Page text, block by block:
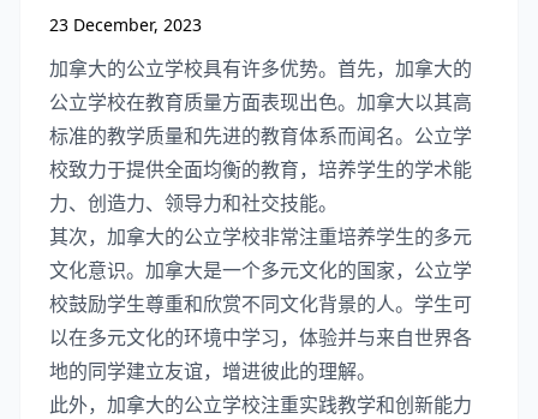
23 December, 2023
加拿大的公立学校具有许多优势。首先，加拿大的
公立学校在教育质量方面表现出色。加拿大以其高
标准的教学质量和先进的教育体系而闻名。公立学
校致力于提供全面均衡的教育，培养学生的学术能
力、创造力、领导力和社交技能。
其次，加拿大的公立学校非常注重培养学生的多元
文化意识。加拿大是一个多元文化的国家，公立学
校鼓励学生尊重和欣赏不同文化背景的人。学生可
以在多元文化的环境中学习，体验并与来自世界各
地的同学建立友谊，增进彼此的理解。
此外，加拿大的公立学校注重实践教学和创新能力